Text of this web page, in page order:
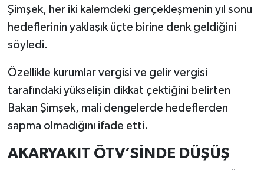
Şimşek, her iki kalemdeki gerçekleşmenin yıl sonu
hedeflerinin yaklaşık üçte birine denk geldiğini
söyledi.
Özellikle kurumlar vergisi ve gelir vergisi
tarafındaki yükselişin dikkat çektiğini belirten
Bakan Şimşek, mali dengelerde hedeflerden
sapma olmadığını ifade etti.
AKARYAKIT ÖTV’SİNDE DÜŞÜŞ